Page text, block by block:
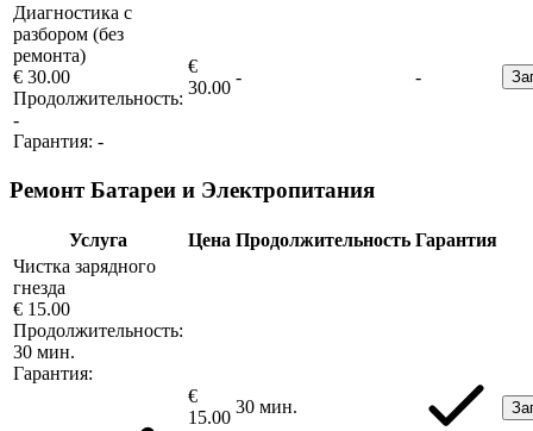
Диагностика с
разбором (без
ремонта)
€ 30.00
Продолжительность:
-
Гарантия: -
€
30.00
- -
Ремонт Батареи и Электропитания
Услуга Цена Продолжительность Гарантия
Чистка зарядного
гнезда
€ 15.00
Продолжительность:
30 мин.
Гарантия:
€
15.00
30 мин.